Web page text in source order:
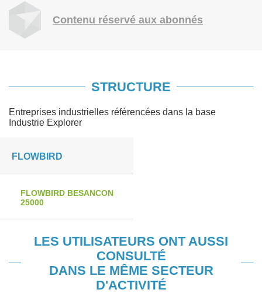
Contenu réservé aux abonnés
STRUCTURE
Entreprises industrielles référencées dans la base
Industrie Explorer
FLOWBIRD
FLOWBIRD BESANCON
25000
LES UTILISATEURS ONT AUSSI
CONSULTÉ
DANS LE MÊME SECTEUR
D'ACTIVITÉ